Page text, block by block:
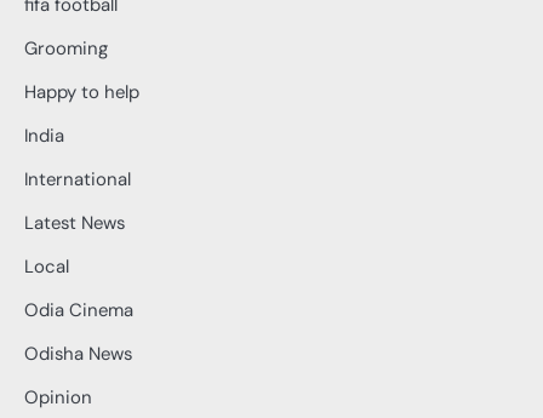
Grooming
Happy to help
India
International
Latest News
Local
Odia Cinema
Odisha News
Opinion